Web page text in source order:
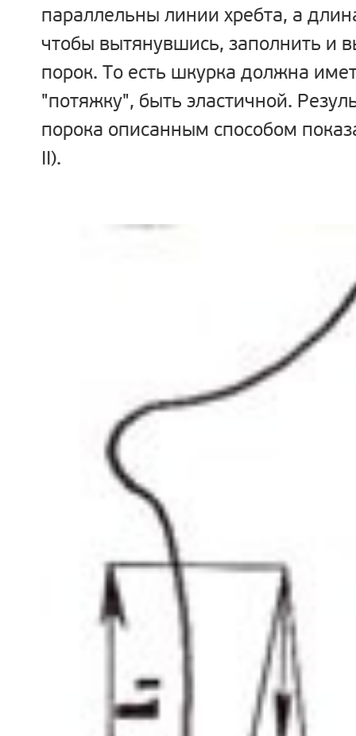
параллельны линии хребта, а
чтобы вытянувшись, заполнить и
порок. То есть шкурка должна
"потяжку", быть эластичной.
порока описанным способом
II).